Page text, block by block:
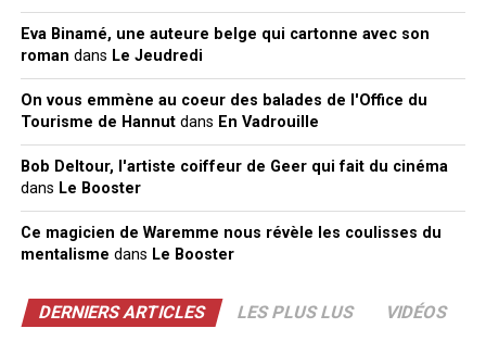
Eva Binamé, une auteure belge qui cartonne avec son
roman dans Le Jeudredi
On vous emmène au coeur des balades de l'Office du
Tourisme de Hannutdans En Vadrouille
Bob Deltour, l'artiste coiffeur de Geer qui fait du cinéma
dans Le Booster
Ce magicien de Waremme nous révèle les coulisses du
mentalisme dans Le Booster
DERNIERS ARTICLES LES PLUS LUS VIDÉOS